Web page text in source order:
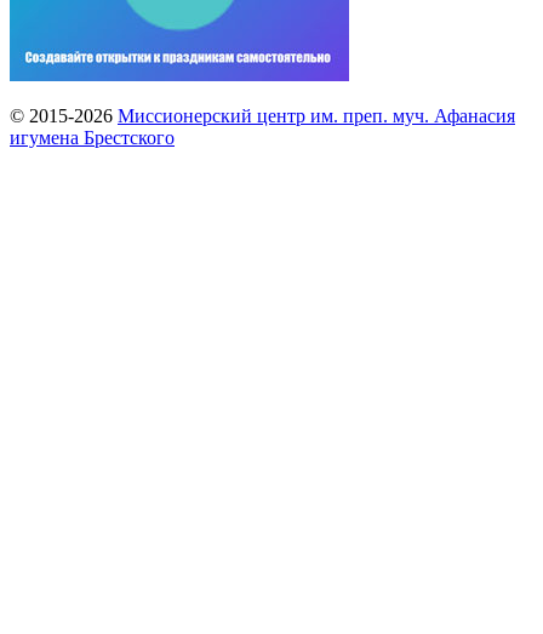
© 2015-2026 Миссионерский центр им. преп. муч. Афанасия
игумена Брестского